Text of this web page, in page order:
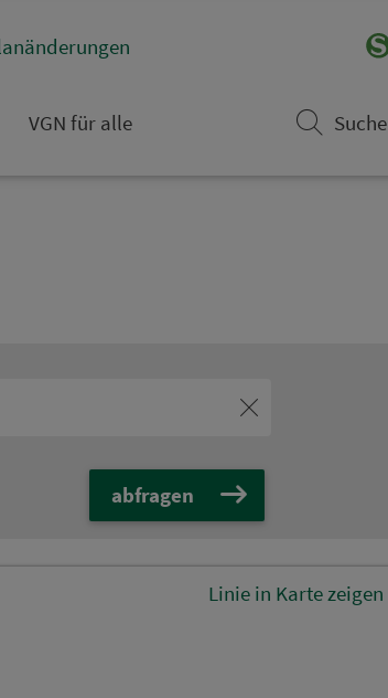
VGN für alle
Suche
abfragen
Linie in Karte zeigen